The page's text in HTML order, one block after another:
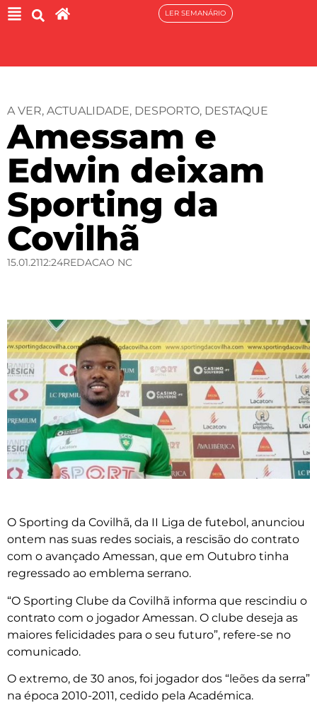
LER SEMANÁRIO
A VER, ACTUALIDADE, DESPORTO, DESTAQUE
Amessam e
Edwin deixam
Sporting da
Covilhã
15.01.2112:24REDACAO NC
O Sporting da Covilhã, da II Liga de futebol, anunciou
ontem nas suas redes sociais, a rescisão do contrato
com o avançado Amessan, que em Outubro tinha
regressado ao emblema serrano.
“O Sporting Clube da Covilhã informa que rescindiu o
contrato com o jogador Amessan. O clube deseja as
maiores felicidades para o seu futuro”, refere-se no
comunicado.
O extremo, de 30 anos, foi jogador dos “leões da serra”
na época 2010-2011, cedido pela Académica.